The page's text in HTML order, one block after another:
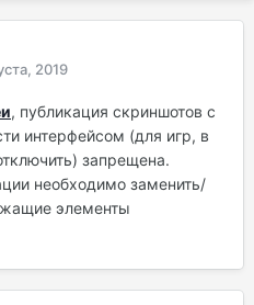
2019
, публикация скриншотов с
интерфейсом (для игр, в
запрещена.
необходимо заменить/
элементы